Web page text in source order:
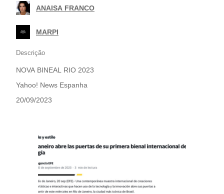
| ANAISA FRANCO
MARPI
Descrição
NOVA BINEAL RIO 2023
Yahoo! News Espanha
20/09/2023